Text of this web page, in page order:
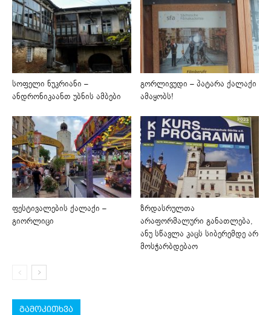
სოფელი ნუკრიანი –
ანდრონიკაანთ უბნის ამბები
გორლივუდი – პატარა ქალაქი
ამაყობს!
ფესტივალების ქალაქი –
გიორლიცი
ზრდასრულთა
არაფორმალური განათლება,
ანუ სწავლა კაცს სიბერემდე არ
მოსჭარბდებაო
გამოკითხვა